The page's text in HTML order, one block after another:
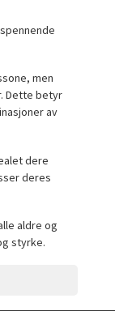
men
Dette betyr
av
dere
deres
aldre og
styrke.